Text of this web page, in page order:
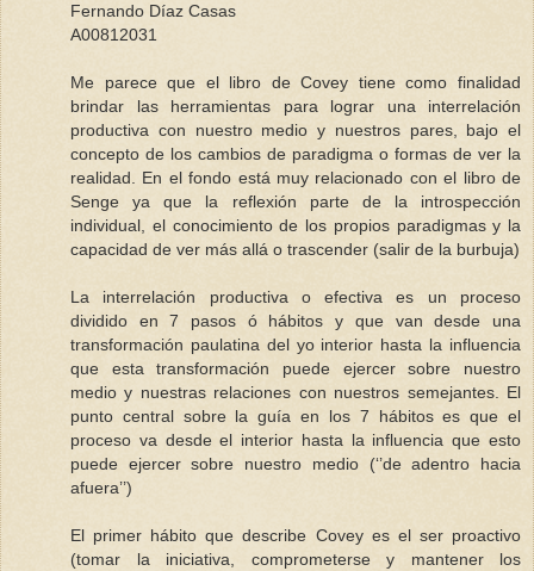
Fernando Díaz Casas
A00812031
Me parece que el libro de Covey tiene como finalidad
brindar las herramientas para lograr una interrelación
productiva con nuestro medio y nuestros pares, bajo el
concepto de los cambios de paradigma o formas de ver la
realidad. En el fondo está muy relacionado con el libro de
Senge ya que la reflexión parte de la introspección
individual, el conocimiento de los propios paradigmas y la
capacidad de ver más allá o trascender (salir de la burbuja)
La interrelación productiva o efectiva es un proceso
dividido en 7 pasos ó hábitos y que van desde una
transformación paulatina del yo interior hasta la influencia
que esta transformación puede ejercer sobre nuestro
medio y nuestras relaciones con nuestros semejantes. El
punto central sobre la guía en los 7 hábitos es que el
proceso va desde el interior hasta la influencia que esto
puede ejercer sobre nuestro medio (‘’de adentro hacia
afuera’’)
El primer hábito que describe Covey es el ser proactivo
(tomar la iniciativa, comprometerse y mantener los